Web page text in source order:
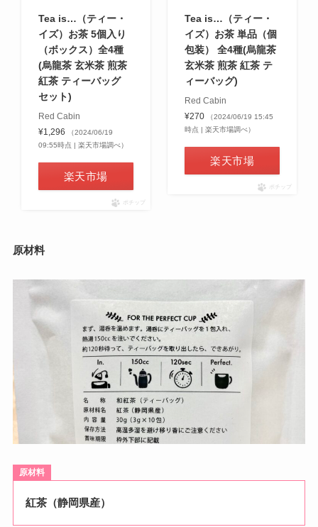
Tea is…（ティー・
イズ）お茶 5個入り
（ボックス）全4種
(烏龍茶 玄米茶 煎茶
紅茶 ティーバッグ
セット)
Red Cabin
¥1,296
（2024/06/19
09:55時点 | 楽天市場調べ）
楽天市場
ポチップ
Tea is…（ティー・
イズ）お茶 単品（個
包装） 全4種(烏龍茶
玄米茶 煎茶 紅茶 テ
ィーバッグ)
Red Cabin
¥270
（2024/06/19 15:45
時点 | 楽天市場調べ）
楽天市場
ポチップ
原材料
原材料
紅茶（静岡県産）